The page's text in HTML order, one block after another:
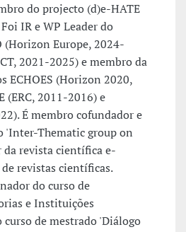
do projecto (d)e-HATE
IR e WP Leader do
(Horizon Europe, 2024-
2021-2025) e membro da
ECHOES (Horizon 2020,
(ERC, 2011-2016) e
É membro cofundador e
'Inter-Thematic group on
revista científica e-
revistas científicas.
do curso de
e Instituições
curso de mestrado 'Diálogo